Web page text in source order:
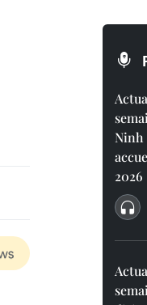
Ninh
2026